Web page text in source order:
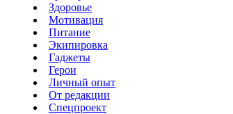
Здоровье
Мотивация
Питание
Экипировка
Гаджеты
Герои
Личный опыт
От редакции
Спецпроект